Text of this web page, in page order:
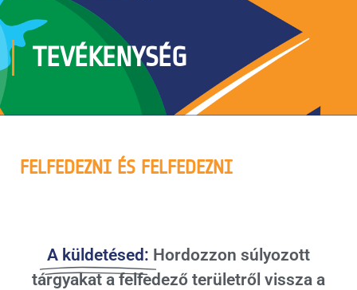
TEVÉKENYSÉG
FELFEDEZNI ÉS FELFEDEZNI
A küldetésed: Hordozzon súlyozott
tárgyakat a felfedező területről vissza a